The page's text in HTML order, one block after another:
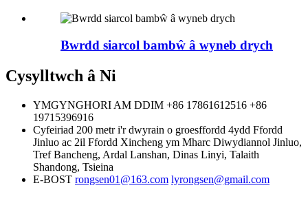
Bwrdd siarcol bambŵ â wyneb drych
Cysylltwch â Ni
YMGYNGHORI AM DDIM +86 17861612516 +86
19715396916
Cyfeiriad 200 metr i'r dwyrain o groesffordd 4ydd Ffordd
Jinluo ac 2il Ffordd Xincheng ym Mharc Diwydiannol Jinluo,
Tref Bancheng, Ardal Lanshan, Dinas Linyi, Talaith
Shandong, Tsieina
E-BOST rongsen01@163.com lyrongsen@gmail.com